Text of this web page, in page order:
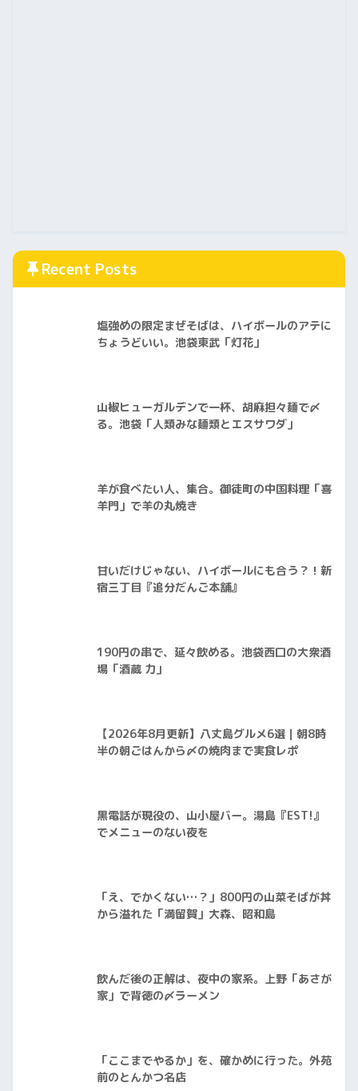
Recent Posts
塩強めの限定まぜそばは、ハイボールのアテに
ちょうどいい。池袋東武「灯花」
山椒ヒューガルデンで一杯、胡麻担々麺で〆
る。池袋「人類みな麺類とエスサワダ」
羊が食べたい人、集合。御徒町の中国料理「喜
羊門」で羊の丸焼き
甘いだけじゃない、ハイボールにも合う？！新
宿三丁目『追分だんご本舗』
190円の串で、延々飲める。池袋西口の大衆酒
場「酒蔵 力」
【2026年8月更新】八丈島グルメ6選｜朝8時
半の朝ごはんから〆の焼肉まで実食レポ
黒電話が現役の、山小屋バー。湯島『EST!』
でメニューのない夜を
「え、でかくない…？」800円の山菜そばが丼
から溢れた「満留賀」大森、昭和島
飲んだ後の正解は、夜中の家系。上野「あさが
家」で背徳の〆ラーメン
「ここまでやるか」を、確かめに行った。外苑
前のとんかつ名店